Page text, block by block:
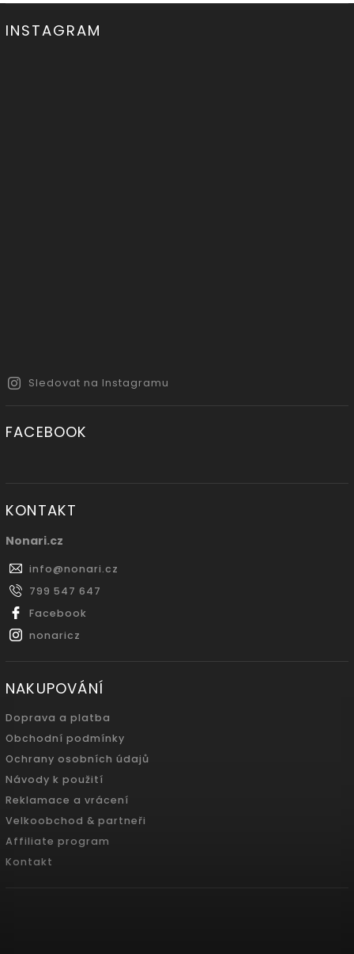
INSTAGRAM
Sledovat na Instagramu
FACEBOOK
KONTAKT
Nonari.cz
info@nonari.cz
799 547 647
Facebook
nonaricz
NAKUPOVÁNÍ
Doprava a platba
Obchodní podmínky
Ochrany osobních údajů
Návody k použití
Reklamace a vrácení
Velkoobchod & partneři
Affiliate program
Kontakt